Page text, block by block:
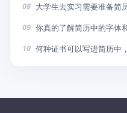
08 大学生去实习需要准备简
09 你真的了解简历中的字体
10 何种证书可以写进简历中